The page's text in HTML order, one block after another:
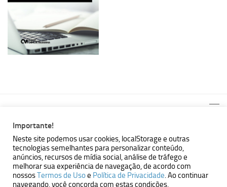
MBallem | Programando com Java © 2026. Todos Direitos
Reservados.
Powered by - Designed with theHueman theme
Importante!
Neste site podemos usar cookies, localStorage e outras
tecnologias semelhantes para personalizar conteúdo,
anúncios, recursos de mídia social, análise de tráfego e
melhorar sua experiência de navegação, de acordo com
nossosTermos de Usoe Política de Privacidade. Ao continuar
navegando, você concorda com estas condições.